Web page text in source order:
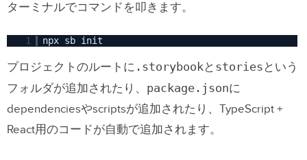
ターミナルでコマンドを叩きます。
1 npx sb init
プロジェクトのルートに .storybookと stories という
フォルダが追加されたり、 package.jsonに
dependenciesやscriptsが追加されたり、TypeScript +
React用のコードが自動で追加されます。